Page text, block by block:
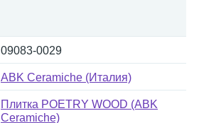
09083-0029
ABK Ceramiche (Италия)
Плитка POETRY WOOD (ABK
Ceramiche)